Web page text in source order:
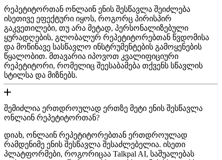
რეპეტიტორთან ონლაინ ენის შესწავლა შეიძლება
ისეთივე ეფექტური იყოს, როგორც პირისპირ
გაკვეთილები, თუ არა მეტად, პერსონალიზებული
ყურადღების, გლობალურ რეპეტიტორებთან წვდომისა
და მოწინავე სასწავლო ინსტრუმენტების გამოყენების
წყალობით. მთავარია იპოვოთ კვალიფიციური
რეპეტიტორი, რომელიც შეესაბამება თქვენს სწავლის
სტილსა და მიზნებს.
შემიძლია ერთდროულად ერთზე მეტი ენის შესწავლა
ონლაინ რეპეტიტორთან?
დიახ, ონლაინ რეპეტიტორებთან ერთდროულად
რამდენიმე ენის შესწავლა შესაძლებელია. ისეთი
პლატფორმები, როგორიცაა Talkpal AI, საშუალებას